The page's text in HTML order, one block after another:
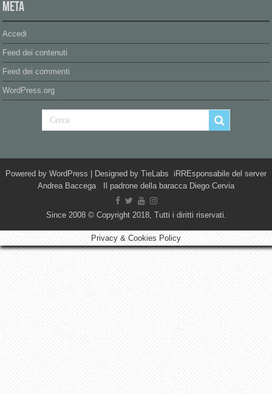
Meta
Accedi
Feed dei contenuti
Feed dei commenti
WordPress.org
Powered by WordPress | Designed by TieLabs iRREsponsabile del server
Andrea Baccega Il padrone della baracca Diego Cervia
Since 2008 © Copyright 2018, Tutti i diritti riservati.
Privacy & Cookies Policy